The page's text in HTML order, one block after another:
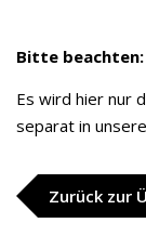
Bitte beachten:
Es wird hier nur
separat in
Zurück zur